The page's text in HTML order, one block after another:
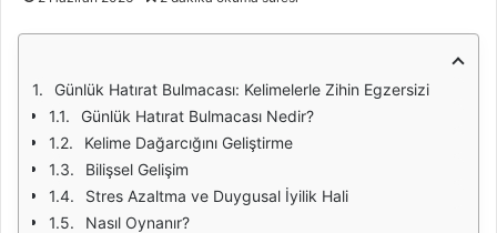
Günlük Hatırat Bulmacası: Kelimelerle Zihin Egzersizi
Günlük Hatırat Bulmacası Nedir?
Kelime Dağarcığını Geliştirme
Bilişsel Gelişim
Stres Azaltma ve Duygusal İyilik Hali
Nasıl Oynanır?